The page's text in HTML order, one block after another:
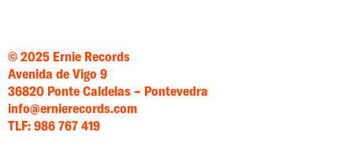
© 2025 Ernie Records
Avenida de Vigo 9
36820 Ponte Caldelas – Pontevedra
info@ernierecords.com
TLF: 986 767 419